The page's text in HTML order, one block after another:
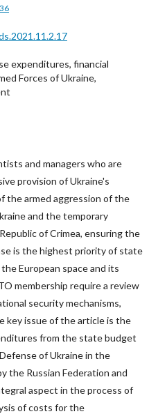
expenditures, financial
Forces of Ukraine,
and managers who are
provision of Ukraine's
the armed aggression of the
and the temporary
of Crimea, ensuring the
is the highest priority of state
European space and its
membership require a review
security mechanisms,
key issue of the article is the
from the state budget
of Ukraine in the
the Russian Federation and
aspect in the process of
of costs for the